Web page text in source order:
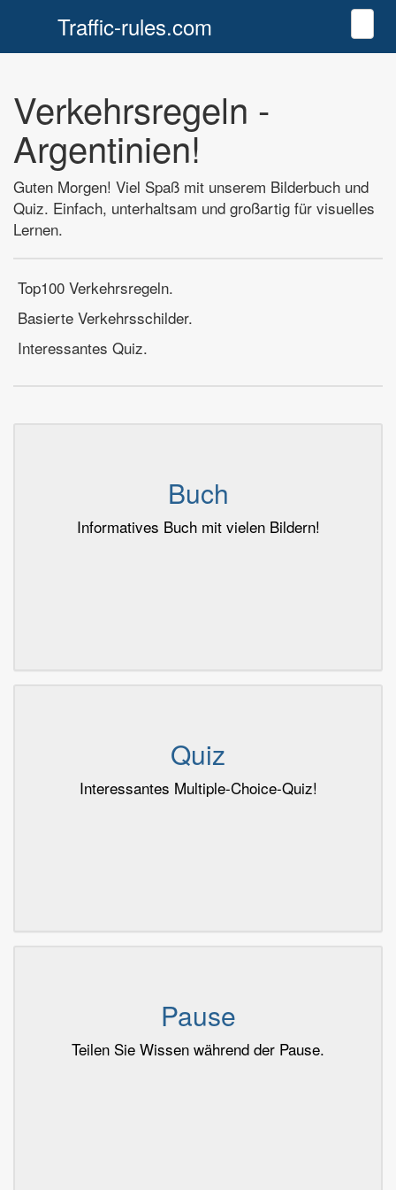
Traffic-rules.com
Verkehrsregeln -
Argentinien!
Guten Morgen! Viel Spaß mit unserem Bilderbuch und
Quiz. Einfach, unterhaltsam und großartig für visuelles
Lernen.
Top100 Verkehrsregeln.
Basierte Verkehrsschilder.
Interessantes Quiz.
Buch
Informatives Buch mit vielen Bildern!
Quiz
Interessantes Multiple-Choice-Quiz!
Pause
Teilen Sie Wissen während der Pause.